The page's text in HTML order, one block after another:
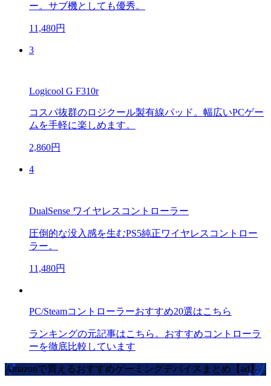
ー。サブ機としても優秀。
11,480円
3
Logicool G F310r
コスパ抜群のロジクール製有線パッド。幅広いPCゲー
ムを手軽に楽しめます。
2,860円
4
DualSense ワイヤレスコントローラー
圧倒的な没入感を生むPS5純正ワイヤレスコントロー
ラー。
11,480円
PC/Steamコントローラーおすすめ20選はこちら
ランキングの元記事はこちら。おすすめコントローラ
ーを徹底比較しています
Amazonで買えるおすすめゲーミングデバイスまとめ【ad】